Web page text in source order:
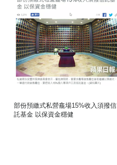
部份預繳式私營龕場15%收入須撥信
託基金 以保資金穩健